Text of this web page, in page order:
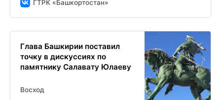
ГТРК «Башкортостан»
Глава Башкирии поставил
точку в дискуссиях по
памятнику Салавату Юлаеву
Восход